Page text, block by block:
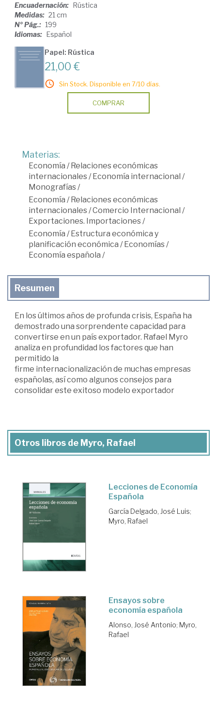
Encuadernación: Rústica
Medidas: 21 cm
Nº Pág.: 199
Idiomas: Español
Papel: Rústica
21,00 €
Sin Stock. Disponible en 7/10 días.
COMPRAR
Materias:
Economía /Relaciones económicas
internacionales /Economía internacional /
Monografías /
Economía /Relaciones económicas
internacionales /Comercio Internacional /
Exportaciones. Importaciones /
Economía /Estructura económica y
planificación económica /Economías /
Economía española /
Resumen
En los últimos años de profunda crisis, España ha
demostrado una sorprendente capacidad para
convertirse en un país exportador. Rafael Myro
analiza en profundidad los factores que han
permitido la
firme internacionalización de muchas empresas
españolas, así como algunos consejos para
consolidar este exitoso modelo exportador
Otros libros de Myro, Rafael
Lecciones de Economía
Española
García Delgado, José Luis;
Myro, Rafael
Ensayos sobre
economía española
Alonso, José Antonio; Myro,
Rafael